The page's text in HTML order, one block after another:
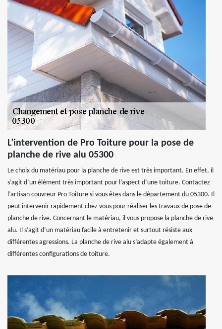
L’intervention de Pro Toiture pour la pose de
planche de rive alu 05300
Le choix du matériau pour la planche de rive est très important. En effet, il
s’agit d’un élément très important pour l’aspect d’une toiture. Contactez
l’artisan couvreur Pro Toiture si vous êtes dans le département du 05300. Il
peut intervenir rapidement chez vous pour réaliser les travaux de pose de
planche de rive. Concernant le matériau, il vous propose la planche de rive
alu. Il s’agit d’un matériau facile à entretenir et surtout résiste aux
différentes agressions. La planche de rive alu s’adapte également à
différentes configurations de toiture.